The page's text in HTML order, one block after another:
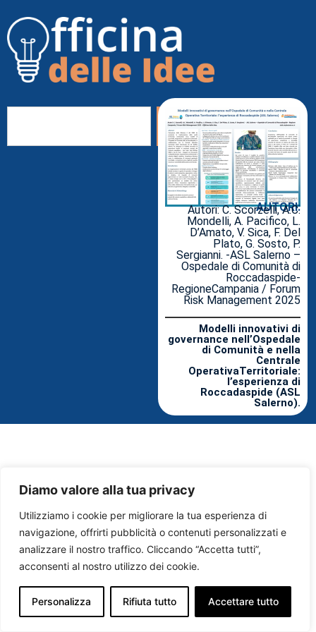
Diamo valore alla tua privacy
Utilizziamo i cookie per migliorare la tua esperienza di
navigazione, offrirti pubblicità o contenuti personalizzati e
analizzare il nostro traffico. Cliccando “Accetta tutti”,
acconsenti al nostro utilizzo dei cookie.
Personalizza Rifiuta tutto Accettare tutto
AUTORI:
Autori: C. Scorzelli, A.C.
Mondelli, A. Pacifico, L.
D’Amato, V. Sica, F. Del
Plato, G. Sosto, P.
Sergianni. -ASL Salerno –
Ospedale di Comunità di
Roccadaspide-
RegioneCampania / Forum
Risk Management 2025
Modelli innovativi di
governance nell’Ospedale
di Comunità e nella
Centrale
OperativaTerritoriale:
l’esperienza di
Roccadaspide (ASL
Salerno).